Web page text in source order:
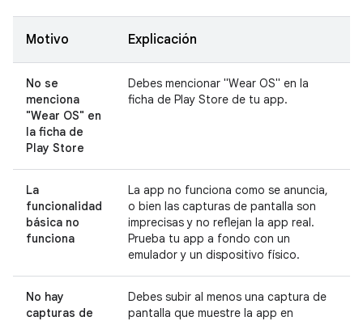
Motivo Explicación
No se
menciona
"Wear OS" en
la ficha de
Play Store
Debes mencionar "Wear OS" en la
ficha de Play Store de tu app.
La
funcionalidad
básica no
funciona
La app no funciona como se anuncia,
o bien las capturas de pantalla son
imprecisas y no reflejan la app real.
Prueba tu app a fondo con un
emulador y un dispositivo físico.
No hay
capturas de
Debes subir al menos una captura de
pantalla que muestre la app en